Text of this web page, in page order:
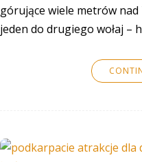
górujące wiele metrów nad
jeden do drugiego wołaj –